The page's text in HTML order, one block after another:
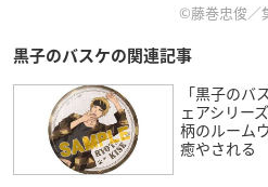
©︎藤巻忠俊／
黒子のバスケの関連記事
「黒子のバ
ェアシリー
柄のルーム
癒やされる